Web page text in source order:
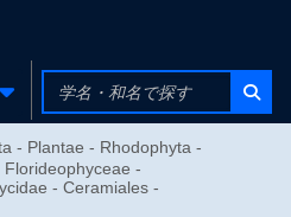
- Plantae - Rhodophyta -
-
- Ceramiales -